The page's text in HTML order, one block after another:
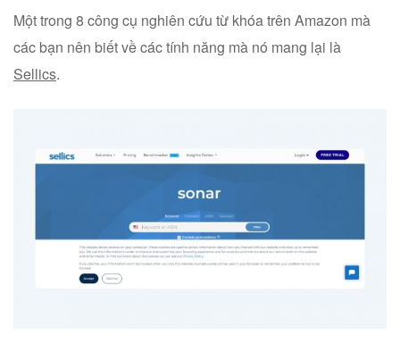
Một trong 8 công cụ nghiên cứu từ khóa trên Amazon mà
các bạn nên biết về các tính năng mà nó mang lại là
Sellics.